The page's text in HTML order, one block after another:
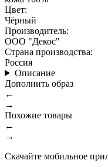
Цвет:
Чёрный
Производитель:
ООО "Декос"
Страна производства:
Россия
Описание
Дополнить образ
←
→
Похожие товары
←
→
Скачайте мобильное